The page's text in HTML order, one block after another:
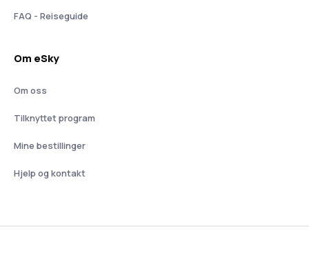
FAQ - Reiseguide
Om eSky
Om oss
Tilknyttet program
Mine bestillinger
Hjelp og kontakt